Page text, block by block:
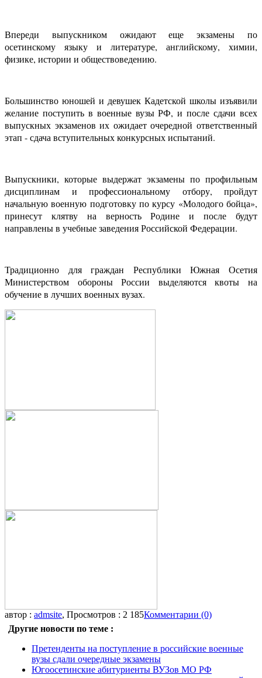
Впереди выпускником ожидают еще экзамены по
осетинскому языку и литературе, английскому, химии,
физике, истории и обществоведению.
Большинство юношей и девушек Кадетской школы изъявили
желание поступить в военные вузы РФ, и после сдачи всех
выпускных экзаменов их ожидает очередной ответственный
этап - сдача вступительных конкурсных испытаний.
Выпускники, которые выдержат экзамены по профильным
дисциплинам и профессиональному отбору, пройдут
начальную военную подготовку по курсу «Молодого бойца»,
принесут клятву на верность Родине и после будут
направлены в учебные заведения Российской Федерации.
Традиционно для граждан Республики Южная Осетия
Министерством обороны России выделяются квоты на
обучение в лучших военных вузах.
автор : admsite, Просмотров : 2 185Комментарии (0)
Другие новости по теме :
Претенденты на поступление в российские военные
вузы сдали очередные экзамены
Югоосетинские абитуриенты ВУЗов МО РФ